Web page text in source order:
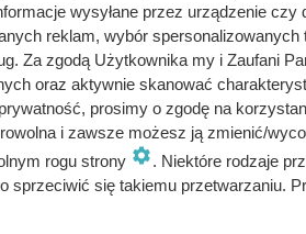
nieduże paski, a pieczarki w pół
do gorącego bulionu razem z
warzyw.
Gotuj jeszcze 2 minuty.
wysyłane przez urządzenie czy
reklam, wybór
Za zgodą Użytkownika my i Zaufani
oraz aktywnie skanować
prosimy o zgodę na
i zawsze możesz ją zmienić/
rogu strony
. Niektóre rodzaje
sprzeciwić się takiemu przetwarzaniu.